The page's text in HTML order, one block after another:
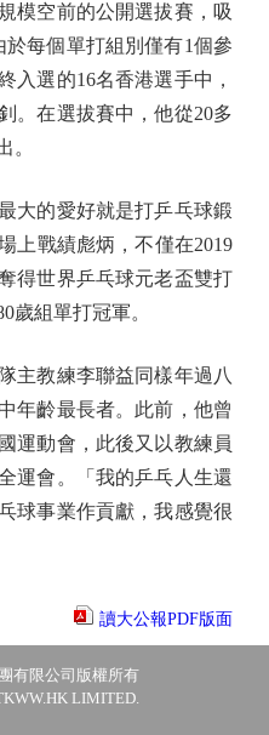
模空前的公開選拔賽，吸
每個單打組別僅有1個參
入選的16名香港選手中，
。在選拔賽中，他從20多
。
的愛好就是打乒乓球鍛
上戰績彪炳，不僅在2019
得世界乒乓球元老盃雙打
歲組單打冠軍。
教練李聯益同樣年過八
年齡最長者。此前，他曾
運動會，此後又以教練員
運會。「我的乒乓人生還
球事業作貢獻，我感覺很
讀大公報PDF版面
有限公司版權所有
LIMITED.